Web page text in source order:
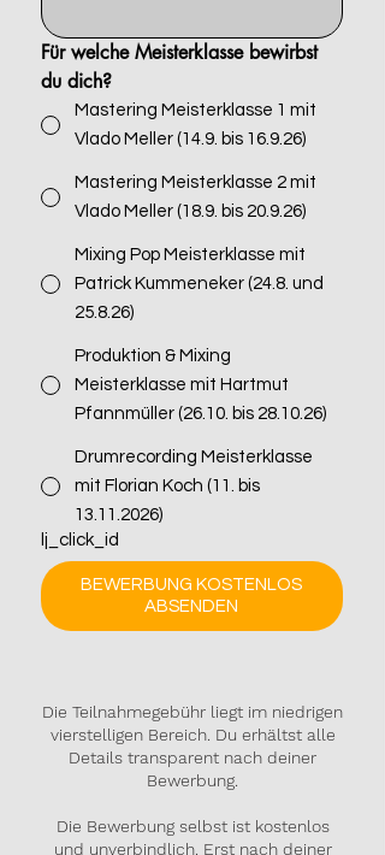
Für welche Meisterklasse bewirbst
du dich?
Mastering Meisterklasse 1 mit
Vlado Meller (14.9. bis 16.9.26)
Mastering Meisterklasse 2 mit
Vlado Meller (18.9. bis 20.9.26)
Mixing Pop Meisterklasse mit
Patrick Kummeneker (24.8. und
25.8.26)
Produktion & Mixing
Meisterklasse mit Hartmut
Pfannmüller (26.10. bis 28.10.26)
Drumrecording Meisterklasse
mit Florian Koch (11. bis
13.11.2026)
lj_click_id
BEWERBUNG KOSTENLOS
ABSENDEN
Die Teilnahmegebühr liegt im niedrigen
vierstelligen Bereich. Du erhältst alle
Details transparent nach deiner
Bewerbung.
Die Bewerbung selbst ist kostenlos
und unverbindlich. Erst nach deiner